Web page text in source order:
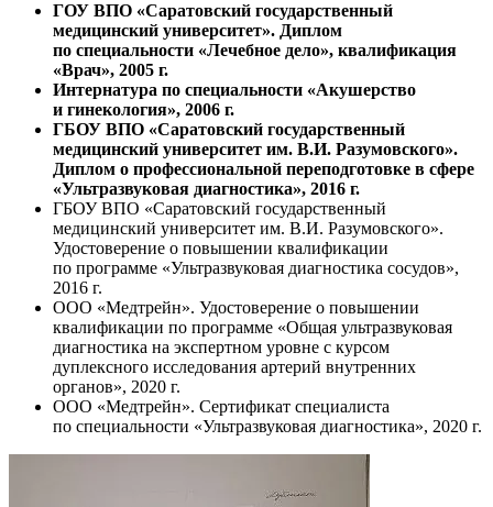
ГОУ ВПО «Саратовский государственный
медицинский университет». Диплом
по специальности «Лечебное дело», квалификация
«Врач», 2005 г.
Интернатура по специальности «Акушерство
и гинекология», 2006 г.
ГБОУ ВПО «Саратовский государственный
медицинский университет им. В.И. Разумовского».
Диплом о профессиональной переподготовке в сфере
«Ультразвуковая диагностика», 2016 г.
ГБОУ ВПО «Саратовский государственный
медицинский университет им. В.И. Разумовского».
Удостоверение о повышении квалификации
по программе «Ультразвуковая диагностика сосудов»,
2016 г.
ООО «Медтрейн». Удостоверение о повышении
квалификации по программе «Общая ультразвуковая
диагностика на экспертном уровне с курсом
дуплексного исследования артерий внутренних
органов», 2020 г.
ООО «Медтрейн». Сертификат специалиста
по специальности «Ультразвуковая диагностика», 2020 г.